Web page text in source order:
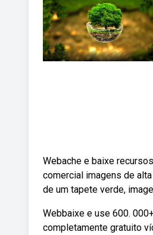
Webache e baixe
comercial imagens de
de um tapete verde,
Webbaixe e use 600.
completamente gratuito